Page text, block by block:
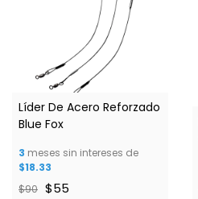
Líder De Acero Reforzado
Blue Fox
3 meses sin intereses de
$18.33
$90 $55